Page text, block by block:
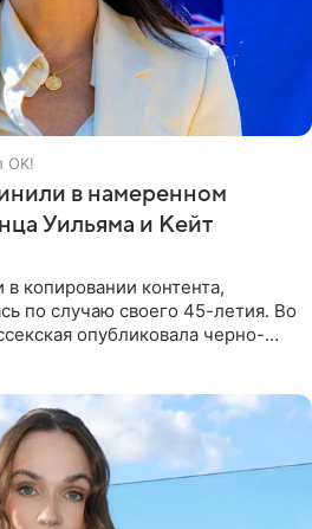
OK!
в намеренном
Уильяма и Кейт
копировании контента,
по случаю своего 45-летия. Во
опубликовала черно-